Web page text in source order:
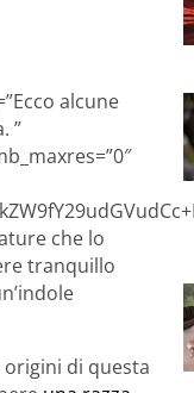
alcune
”
che lo
tranquillo
origini di questa